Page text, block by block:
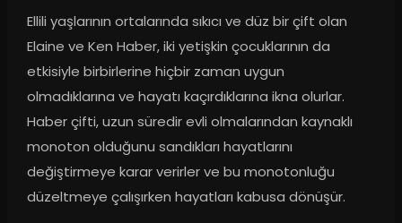
Ellili yaşlarının ortalarında sıkıcı ve düz bir çift olan
Elaine ve Ken Haber, iki yetişkin çocuklarının da
etkisiyle birbirlerine hiçbir zaman uygun
olmadıklarına ve hayatı kaçırdıklarına ikna olurlar.
Haber çifti, uzun süredir evli olmalarından kaynaklı
monoton olduğunu sandıkları hayatlarını
değiştirmeye karar verirler ve bu monotonluğu
düzeltmeye çalışırken hayatları kabusa dönüşür.